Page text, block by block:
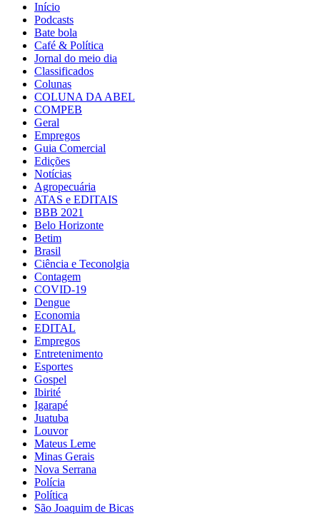
Início
Podcasts
Bate bola
Café & Política
Jornal do meio dia
Classificados
Colunas
COLUNA DA ABEL
COMPEB
Geral
Empregos
Guia Comercial
Edições
Notícias
Agropecuária
ATAS e EDITAIS
BBB 2021
Belo Horizonte
Betim
Brasil
Ciência e Teconolgia
Contagem
COVID-19
Dengue
Economia
EDITAL
Empregos
Entretenimento
Esportes
Gospel
Ibirité
Igarapé
Juatuba
Louvor
Mateus Leme
Minas Gerais
Nova Serrana
Polícia
Política
São Joaquim de Bicas